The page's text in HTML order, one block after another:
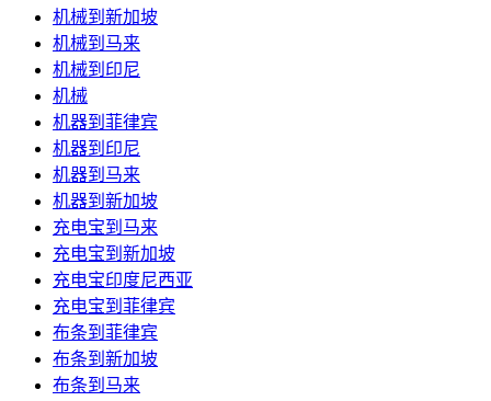
机械到新加坡
机械到马来
机械到印尼
机械
机器到菲律宾
机器到印尼
机器到马来
机器到新加坡
充电宝到马来
充电宝到新加坡
充电宝印度尼西亚
充电宝到菲律宾
布条到菲律宾
布条到新加坡
布条到马来